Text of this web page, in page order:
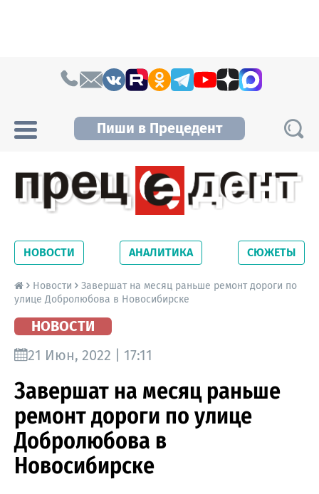
Пиши в Прецедент
Новосибирской области. Читайте свежие
новости на сайте сетевого издания
Precedent.
НОВОСТИ АНАЛИТИКА СЮЖЕТЫ
Новости
Завершат на месяц раньше ремонт дороги по
улице Добролюбова в Новосибирске
НОВОСТИ
21 Июн, 2022 | 17:11
Завершат на месяц раньше
ремонт дороги по улице
Добролюбова в
Новосибирске